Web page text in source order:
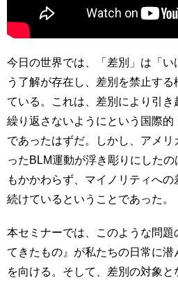
携
入
試
情
寄
附
を
る
お
問
生
の
一
般・
地
の
方
教
職
専
用
今日の世界では、「差別」は「
う了解が存在し、差別を禁止す
ている。これは、差別により引
繰り返さないようにという国際
であったはずだ。しかし、アメ
ったBLM運動が浮き彫りにした
もかかわらず、マイノリティへ
続けているということであった。
本セミナーでは、このような問題
てきたもの』が私たちの日常に
を向ける。そして、差別の対象